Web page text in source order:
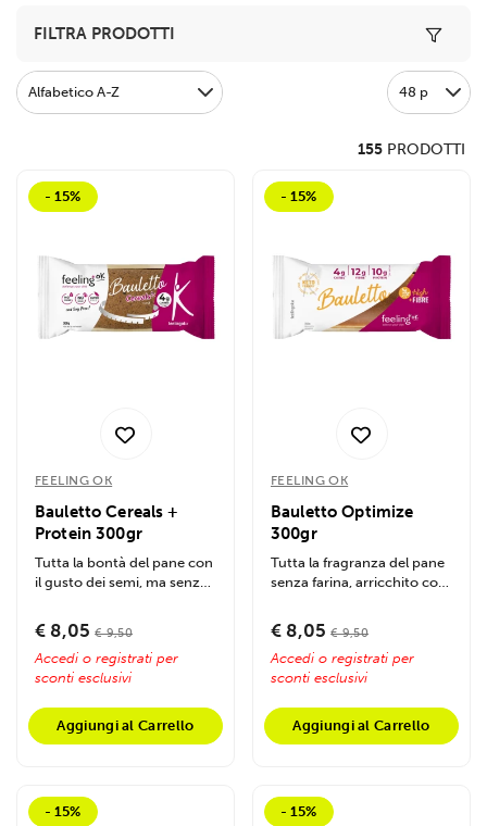
Toggle
FILTRA PRODOTTI
Alfabetico A-Z 48 p
155 PRODOTTI
- 15%
FEELING OK
Bauletto Cereals +
Protein 300gr
Tutta la bontà del pane con
il gusto dei semi, ma senza
€ 8,05 € 9,50
Accedi o registrati per
sconti esclusivi
Aggiungi al Carrello
- 15%
FEELING OK
Bauletto Optimize
300gr
Tutta la fragranza del pane
senza farina, arricchito con
da...
€ 8,05 € 9,50
Accedi o registrati per
sconti esclusivi
Aggiungi al Carrello
- 15% - 15%